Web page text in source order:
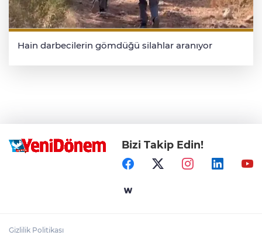
Hain darbecilerin gömdüğü silahlar aranıyor
Bizi Takip Edin!
Gizlilik Politikası